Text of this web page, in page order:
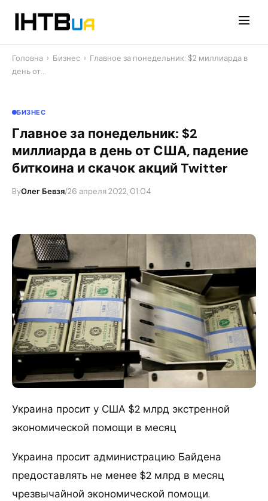
Головна › Бизнес › Главное за понедельник: $2 миллиарда в
день от…
БИЗНЕС
Главное за понедельник: $2
миллиарда в день от США, падение
биткоина и скачок акций Twitter
ByОлег Бевзя/26 апреля 2022, 01:04
Украина просит у США $2 млрд экстренной
экономической помощи в месяц
Украина просит администрацию Байдена
предоставлять не менее $2 млрд в месяц
чрезвычайной экономической помощи.